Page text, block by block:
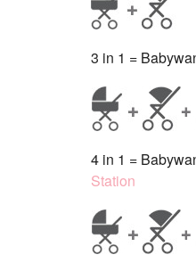
3 in 1 =
4 in 1 =
Station